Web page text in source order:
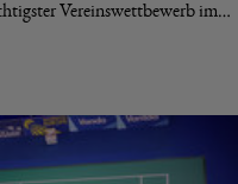
Vereinswettbewerb im…